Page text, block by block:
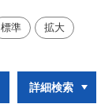
標準 拡大
詳細検索